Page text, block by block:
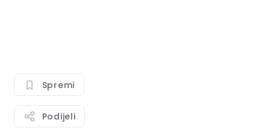
Spremi
Podijeli